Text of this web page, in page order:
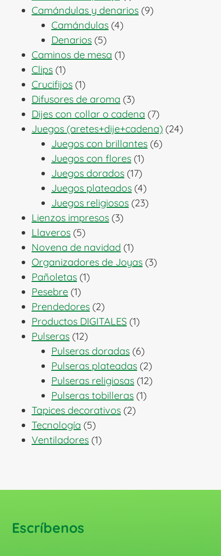
producto
Camándulas y denarios 99
Camándulas 44
Denarios 55
productos
Caminos de mesa 11
Clips 11
producto
Crucifijos 11
producto
Difusores de aroma 33
productos
Dijes con collar o cadena 77
productos
Juegos (aretes+dije+cadena) 2424
Juegos con brillantes 66
Juegos con flores 11
producto
Juegos dorados 1717
productos
Juegos plateados 44
productos
Juegos religiosos 2323
Lienzos impresos 33
Llaveros 55
productos
Novena de navidad 11
producto
Organizadores de Joyas 33
Pañoletas 11
Pesebre 11
producto
Prendedores 22
productos
Productos DIGITALES 11
Pulseras 1212
productos
Pulseras doradas 66
productos
Pulseras plateadas 22
productos
Pulseras religiosas 1212
Pulseras tobilleras 11
Tapices decorativos 22
Tecnología 55
productos
Ventiladores 11
Escríbenos